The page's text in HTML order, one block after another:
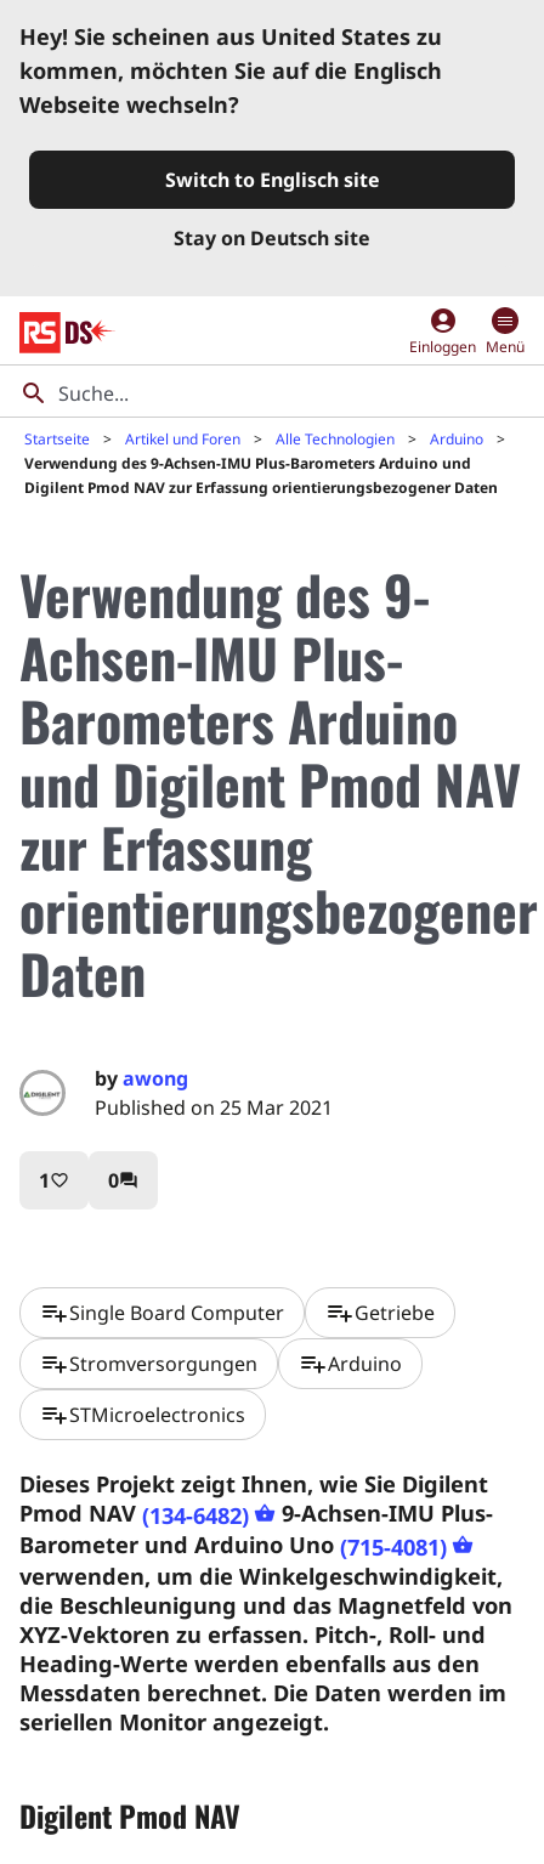
Hey! Sie scheinen aus United States zu
kommen, möchten Sie auf die Englisch
Webseite wechseln?
Switch to Englisch site
Stay on Deutsch site
account_circle
Einloggen Menü
Startseite Artikel und Foren Alle Technologien
Arduino
Verwendung des 9-Achsen-IMU Plus-Barometers Arduino und
Digilent Pmod NAV zur Erfassung orientierungsbezogener Daten
Verwendung des 9-
Achsen-IMU Plus-
Barometers Arduino
und Digilent Pmod NAV
zur Erfassung
orientierungsbezogener
Daten
byawong
Published on 25 Mar 2021
1favorite_border 0question_answer
playlist_addSingle Board Computer playlist_addGetriebe
playlist_addStromversorgungen playlist_addArduino
playlist_addSTMicroelectronics
Dieses Projekt zeigt Ihnen, wie Sie Digilent
Pmod NAV (134-6482)
9-Achsen-IMU Plus-
Barometer und Arduino Uno (715-4081)
verwenden, um die Winkelgeschwindigkeit,
die Beschleunigung und das Magnetfeld von
XYZ-Vektoren zu erfassen. Pitch-, Roll- und
Heading-Werte werden ebenfalls aus den
Messdaten berechnet. Die Daten werden im
seriellen Monitor angezeigt.
Digilent Pmod NAV